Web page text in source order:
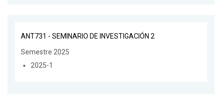
ANT731 - SEMINARIO DE INVESTIGACIÓN 2
Semestre 2025
2025-1